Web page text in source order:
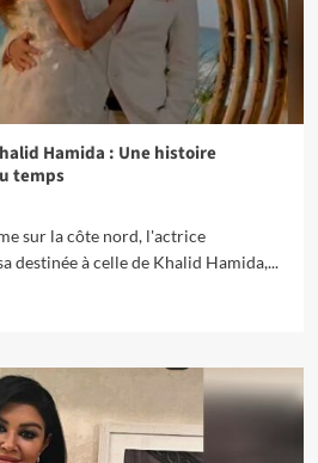
Hamida : Une histoire
temps
sur la côte nord, l'actrice
destinée à celle de Khalid Hamida,...